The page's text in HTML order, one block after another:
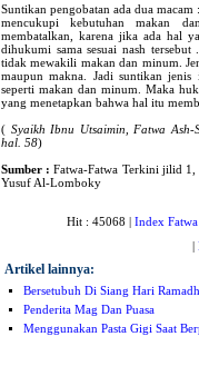
Suntikan pengobatan ada dua
mencukupi kebutuhan makan
membatalkan, karena jika ada hal
dihukumi sama sesuai nash
tidak mewakili makan dan minum.
maupun makna. Jadi suntikan
seperti makan dan minum. Maka
yang menetapkan bahwa hal itu
( Syaikh Ibnu Utsaimin, Fatwa Ash-
hal. 58)
Sumber : Fatwa-Fatwa Terkini jilid
Yusuf Al-Lomboky
Hit : 45068 | Index Fatwa
Artikel lainnya:
Bersetubuh Di Siang Hari
Penderita Mag Dan Puasa
Menggunakan Pasta Gigi Saat